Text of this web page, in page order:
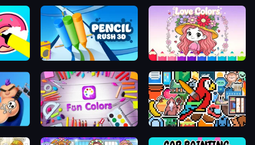
Pencil Rush Love Colors
Fun Colors The Frame: Pixel Art